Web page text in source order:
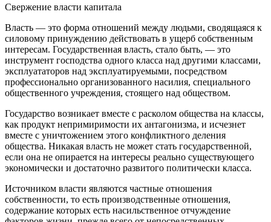
Свержение власти капитала
Власть — это форма отношений между людьми, сводящаяся к
силовому принуждению действовать в ущерб собственным
интересам. Государственная власть, стало быть, — это
инструмент господства одного класса над другими классами,
эксплуататоров над эксплуатируемыми, посредством
профессионально организованного насилия, специального
общественного учреждения, стоящего над обществом.
Государство возникает вместе с расколом общества на классы,
как продукт непримиримости их антагонизма, и исчезнет
вместе с уничтожением этого конфликтного деления
общества. Никакая власть не может стать государственной,
если она не опирается на интересы реально существующего
экономически и достаточно развитого политически класса.
Источником власти являются частные отношения
собственности, то есть производственные отношения,
содержание которых есть насильственное отчуждение